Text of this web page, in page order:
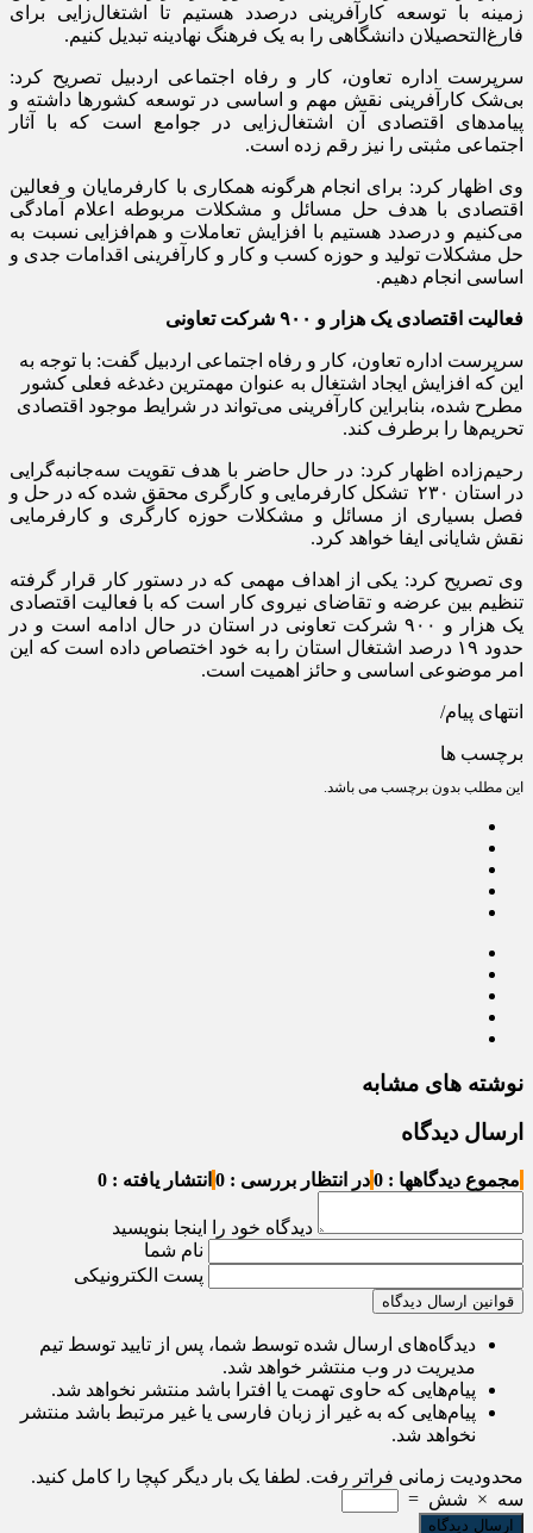
زمینه با توسعه کارآفرینی درصدد هستیم تا اشتغال‌زایی برای
فارغ‌التحصیلان دانشگاهی را به یک فرهنگ نهادینه تبدیل کنیم.
سرپرست اداره تعاون، کار و رفاه اجتماعی اردبیل تصریح کرد:
بی‌شک کارآفرینی نقش مهم و اساسی در توسعه کشورها داشته و
پیامدهای اقتصادی آن اشتغال‌زایی در جوامع است که با آثار
اجتماعی مثبتی را نیز رقم زده است.
وی اظهار کرد: برای انجام هرگونه همکاری با کارفرمایان و فعالین
اقتصادی با هدف حل مسائل و مشکلات مربوطه اعلام آمادگی
می‌کنیم و درصدد هستیم با افزایش تعاملات و هم‌افزایی نسبت به
حل مشکلات تولید و حوزه کسب و کار و کارآفرینی اقدامات جدی و
اساسی انجام دهیم.
فعالیت اقتصادی یک هزار و ۹۰۰ شرکت تعاونی
سرپرست اداره تعاون، کار و رفاه اجتماعی اردبیل گفت: با توجه به
این که افزایش ایجاد اشتغال به عنوان مهمترین دغدغه فعلی کشور
مطرح شده، بنابراین کارآفرینی می‌تواند در شرایط موجود اقتصادی
تحریم‌ها را برطرف کند.
رحیم‌زاده اظهار کرد: در حال حاضر با هدف تقویت سه‌جانبه‌گرایی
در استان ۲۳۰ تشکل کارفرمایی و کارگری محقق شده که در حل و
فصل بسیاری از مسائل و مشکلات حوزه کارگری و کارفرمایی
نقش شایانی ایفا خواهد کرد.
وی تصریح کرد: یکی از اهداف مهمی که در دستور کار قرار گرفته
تنظیم بین عرضه و تقاضای نیروی کار است که با فعالیت اقتصادی
یک هزار و ۹۰۰ شرکت تعاونی در استان در حال ادامه است و در
حدود ۱۹ درصد اشتغال استان را به خود اختصاص داده است که این
امر موضوعی اساسی و حائز اهمیت است.
انتهای پیام/
برچسب ها
این مطلب بدون برچسب می باشد.
نوشته های مشابه
ارسال دیدگاه
مجموع دیدگاهها : 0 در انتظار بررسی : 0 انتشار یافته : 0
دیدگاه خود را اینجا بنویسید
نام شما
پست الکترونیکی
قوانین ارسال دیدگاه
دیدگاه‌های ارسال شده توسط شما، پس از تایید توسط تیم
مدیریت در وب منتشر خواهد شد.
پیام‌هایی که حاوی تهمت یا افترا باشد منتشر نخواهد شد.
پیام‌هایی که به غیر از زبان فارسی یا غیر مرتبط باشد منتشر
نخواهد شد.
محدودیت زمانی فراتر رفت. لطفا یک بار دیگر کپچا را کامل کنید.
سه × شش =